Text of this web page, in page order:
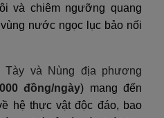
và chiêm ngưỡng quang
nước ngọc lục bảo nối
và Nùng địa phương
đồng/ngày) mang đến
hệ thực vật độc đáo, bao